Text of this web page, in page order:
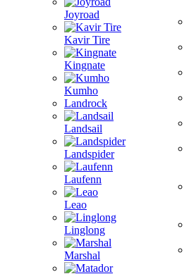
Joyroad
Kavir Tire
Kingnate
Kumho
Landrock
Landsail
Landspider
Laufenn
Leao
Linglong
Marshal